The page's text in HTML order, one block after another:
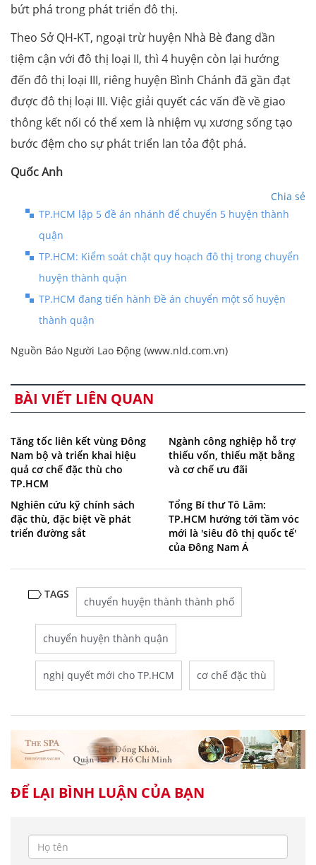
bứt phá trong phát triển đô thị.
Theo Sở QH-KT, ngoại trừ huyện Nhà Bè đang dần
tiệm cận với đô thị loại II, thì 4 huyện còn lại hướng
đến đô thị loại III, riêng huyện Bình Chánh đã gần đạt
được đô thị loại III. Việc giải quyết các vấn đề về giao
thông kết nối có thể xem là nhiệm vụ xương sống tạo
bước đệm cho sự phát triển lan tỏa đột phá.
Quốc Anh
Chia sẻ
TP.HCM lập 5 đề án nhánh để chuyển 5 huyện thành
quận
TP.HCM: Kiểm soát chặt quy hoạch đô thị trong chuyển
huyện thành quận
TP.HCM đang tiến hành Đề án chuyển một số huyện
thành quận
Nguồn Báo Người Lao Động (www.nld.com.vn)
BÀI VIẾT LIÊN QUAN
Tăng tốc liên kết vùng Đông
Nam bộ và triển khai hiệu
quả cơ chế đặc thù cho
TP.HCM
Ngành công nghiệp hỗ trợ
thiếu vốn, thiếu mặt bằng
và cơ chế ưu đãi
Nghiên cứu kỹ chính sách
đặc thù, đặc biệt về phát
triển đường sắt
Tổng Bí thư Tô Lâm:
TP.HCM hướng tới tầm vóc
mới là 'siêu đô thị quốc tế'
của Đông Nam Á
TAGS
chuyển huyện thành thành phố
chuyển huyện thành quận
nghị quyết mới cho TP.HCM cơ chế đặc thù
ĐỂ LẠI BÌNH LUẬN CỦA BẠN